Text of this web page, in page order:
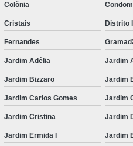
Colônia
Cristais Distrito
Fernandes
Jardim Adélia Jardim
Jardim Bizzaro Jardim
Jardim Carlos Gomes Jardim
Jardim Cristina Jardim
Jardim Ermida I Jardim